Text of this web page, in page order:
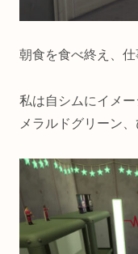
朝食を食べ終え、仕
私は自シムにイメ
メラルドグリーン